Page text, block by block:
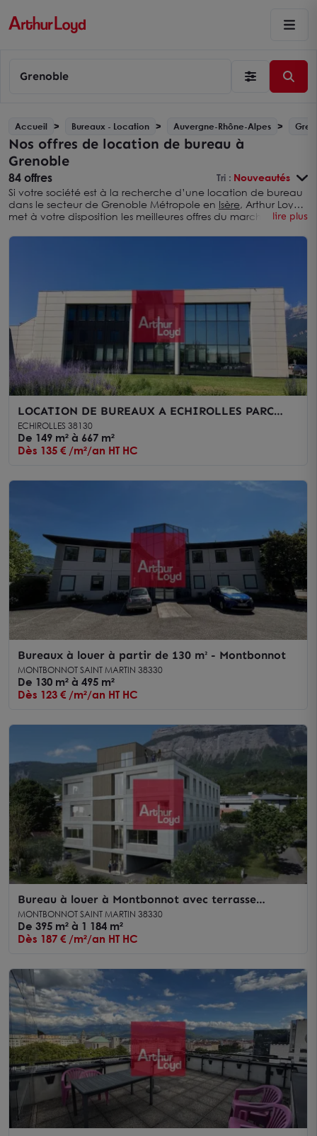
Grenoble
Accueil Bureaux - Location Auvergne-Rhône-Alpes
Nos offres de location de bureau à
Grenoble
84 offres Tri : Nouveautés
Si votre société est à la recherche d’une location de bureau
dans le secteur de Grenoble Métropole en Isère, Arthur Loyd
met à votre disposition les meilleures offres du marché. Nous
tertiaires à Grenoble. Spécialiste de l’immobilier professionnel
lire plus
LOCATION DE BUREAUX A ECHIROLLES PARC
SUD GALAXIE AVEC PARKINGS
ECHIROLLES 38130
De 149 m² à 667 m²
Dès 135 € /m²/an HT HC
Bureaux à louer à partir de 130 m² - Montbonnot
MONTBONNOT SAINT MARTIN 38330
De 130 m² à 495 m²
Dès 123 € /m²/an HT HC
Bureau à louer à Montbonnot avec terrasse
commune de 100 m²
MONTBONNOT SAINT MARTIN 38330
De 395 m² à 1 184 m²
Dès 187 € /m²/an HT HC